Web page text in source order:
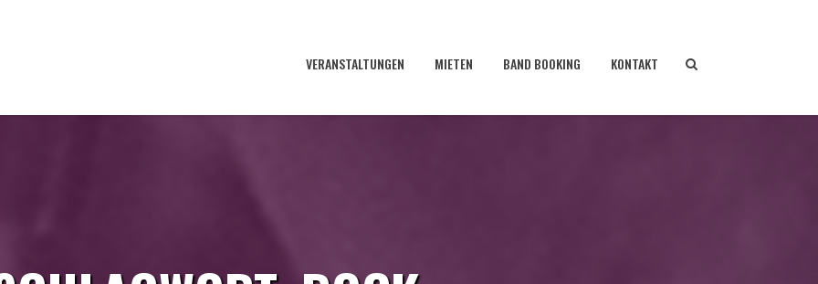
VERANSTALTUNGEN MIETEN BAND BOOKING KONTAKT